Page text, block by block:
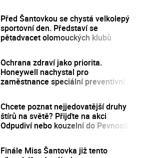
Před Šantovkou se chystá velkolepý
sportovní den. Představí se
pětadvacet olomouckých klubů
Ochrana zdraví jako priorita.
Honeywell nachystal pro
zaměstnance speciální preventivní
Chcete poznat nejjedovatější druhy
štírů na světě? Přijďte na akci
Odpudiví nebo kouzelní do Pevnosti
Finále Miss Šantovka již tento